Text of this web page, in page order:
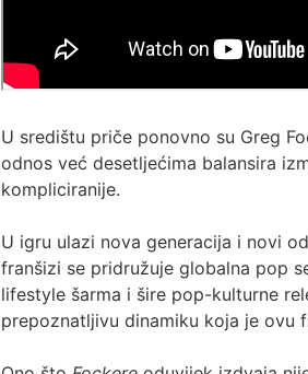
U središtu priče ponovno su Greg
odnos već desetljećima balansira
kompliciranije.
U igru ulazi nova generacija i novi
franšizi se pridružuje globalna pop
lifestyle šarma i šire pop-kulturne
prepoznatljivu dinamiku koja je ovu